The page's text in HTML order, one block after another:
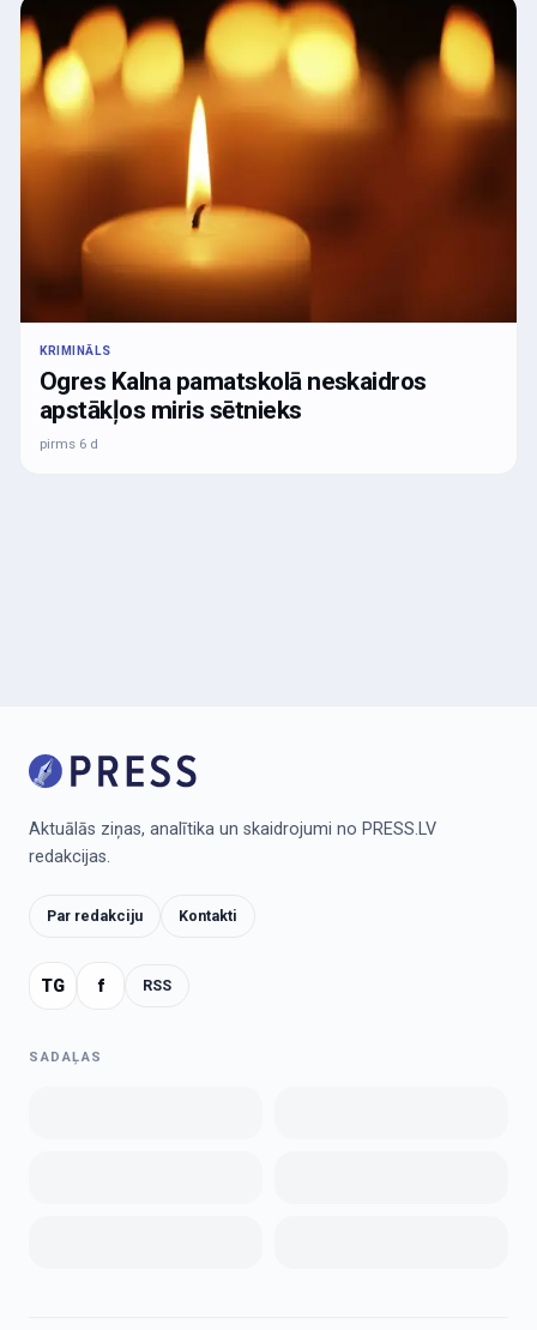
KRIMINĀLS
Ogres Kalna pamatskolā neskaidros
apstākļos miris sētnieks
pirms 6 d
Aktuālās ziņas, analītika un skaidrojumi no PRESS.LV
redakcijas.
Par redakciju Kontakti
TG f RSS
SADAĻAS